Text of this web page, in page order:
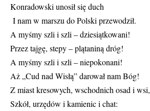
Konradowski unosił się duch
I nam w marszu do Polski przewodził.
A myśmy szli i szli – dziesiątkowani!
Przez tajgę, stepy – plątaniną dróg!
A myśmy szli i szli – niepokonani!
Aż „Cud nad Wisłą” darował nam Bóg!
Z miast kresowych, wschodnich osad i wsi,
Szkół, urzędów i kamienic i chat: